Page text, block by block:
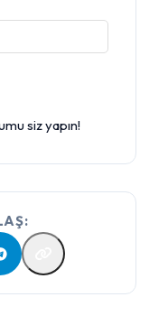
siz yapın!